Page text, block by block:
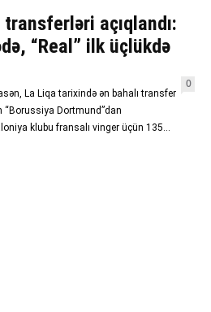
açıqlandı:
“Real” ilk üçlükdə
0
La Liqa tarixində ən bahalı transfer
“Borussiya Dortmund”dan
klubu fransalı vinger üçün 135...